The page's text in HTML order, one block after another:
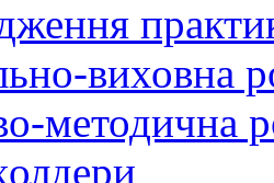
виховна
методична